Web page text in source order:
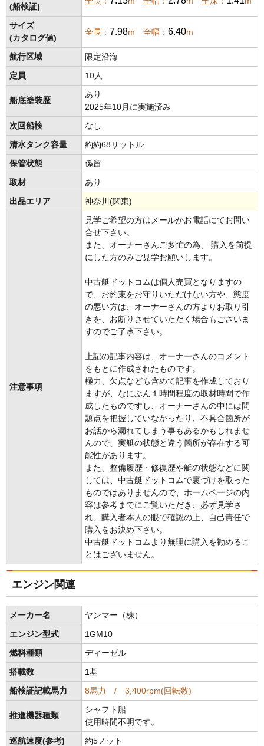
(船検証)
サイズ
(カタログ値)
全長： 7.98m 全幅： 6.40m
航行区域 限定沿海
定員 10人
船底塗装歴
あり
2025年10月に実施済み
次回船検 なし
清水タンク容量 約約68リットル
保管状態 係留
取材 あり
出品エリア 神奈川(関東)
注意事項
見学ご希望の方はメールかお電話にてお問い
合せ下さい。
また、オーナーさんご多忙の為、 購入を前提
にした方のみご見学お願いします。
中古艇ドットコムは個人売買となりますの
で、お約束をお守りいただけない方や、態度
の悪い方は、オーナーさんの方よりお取り引
きを、お断りさせていただく場合もございま
すのでご了承下さい。
上記の記事内容は、オーナーさんのコメント
をもとに作成されたものです。
極力、欠点なども含めて記事を作成しており
ますが、なにぶん１時間程度の取材時間で作
成したものですし、オーナーさんの中には問
題点を把握していなかったり、不具合箇所が
お話から漏れてしまう事もあるかもしれませ
んので、実艇の状態と違う箇所が存在する可
能性があります。
また、整備履歴・修復歴や艇の状態などに関
しては、中古艇ドットコムで裏づけを取った
ものではありませんので、ホームページの内
容は参考までにご覧いただき、必ず見学さ
れ、購入者本人の眼で確認の上、自己責任で
購入をお決め下さい。
中古艇ドットコムより無理に購入を勧めるこ
とはございません。
エンジン関連
メーカー名 ヤンマー（株）
エンジン型式 1GM10
燃料種類 ディーゼル
搭載数 1基
船検証記載馬力 8馬力 / 3,400rpm(回転数)
推進機器種類
シャフト船
使用時間不明です。
巡航速度(参考) 約5ノット